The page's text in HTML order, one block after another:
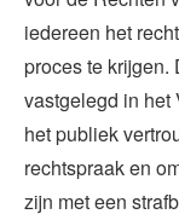
iedereen het
proces te krijgen.
vastgelegd in het
het publiek
rechtspraak en
zijn met een